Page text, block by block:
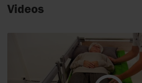
Videos